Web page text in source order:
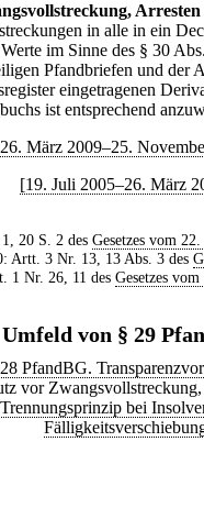
in alle in ein
im Sinne des § 30
Pfandbriefen und der
eingetragenen
ist entsprechend
März 2009–25.
[19. Juli 2005–26. März
20 S. 2 des Gesetzes vom
Artt. 3 Nr. 13, 13 Abs. 3 des
1 Nr. 26, 11 des Gesetzes
Umfeld von § 29
PfandBG.
vor
bei